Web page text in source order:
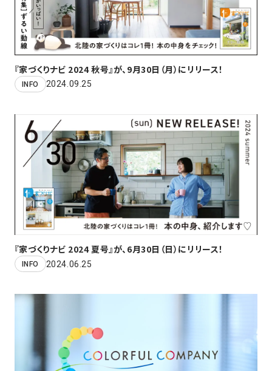
『家づくりナビ 2024 秋号』が、9月30日（月）にリリース！
INFO 2024.09.25
『家づくりナビ 2024 夏号』が、6月30日（日）にリリース！
INFO 2024.06.25